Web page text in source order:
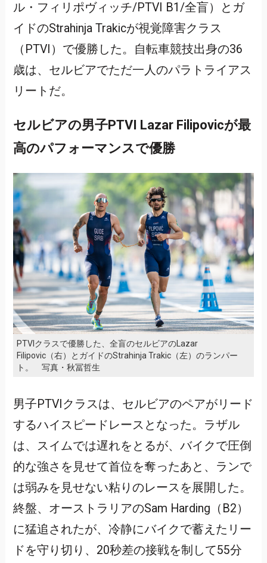
ル・フィリポヴィッチ/PTVI B1/全盲）とガ
イドのStrahinja Trakicが視覚障害クラス
（PTVI）で優勝した。自転車競技出身の36
歳は、セルビアでただ一人のパラトライアス
リートだ。
セルビアの男子PTVI Lazar Filipovicが最
高のパフォーマンスで優勝
PTVIクラスで優勝した、全盲のセルビアのLazar
Filipovic（右）とガイドのStrahinja Trakic（左）のランパー
ト。 写真・秋冨哲生
男子PTVIクラスは、セルビアのペアがリード
するハイスピードレースとなった。ラザル
は、スイムでは遅れをとるが、バイクで圧倒
的な強さを見せて首位を奪ったあと、ランで
は弱みを見せない粘りのレースを展開した。
終盤、オーストラリアのSam Harding（B2）
に猛追されたが、冷静にバイクで蓄えたリー
ドを守り切り、20秒差の接戦を制して55分